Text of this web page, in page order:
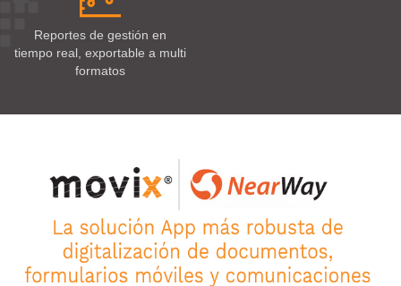
Reportes de gestión en
tiempo real, exportable a multi
formatos